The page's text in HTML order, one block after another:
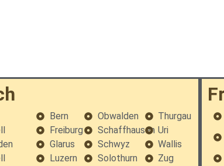
Bern
Freiburg
Glarus
Luzern
Obwalden
Schaffhausen
Schwyz
Solothurn
Thurgau
Uri
Wallis
Zug